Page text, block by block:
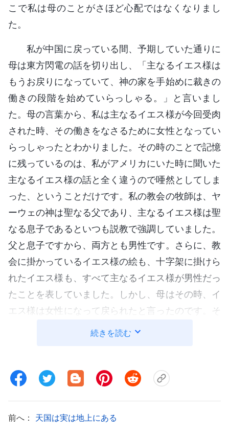
こで私は母のことがさほど心配ではなくなりまし
た。
私が中国に戻っている間、予期していた通りに
母は東方閃電の話を切り出し、「主なるイエス様は
もうお戻りになっていて、神の家を手始めに裁きの
働きの段階を始めていらっしゃる。」と言いまし
た。母の言葉から、私は主なるイエス様が今回受肉
された時、その働きをなさるために女性となってい
らっしゃったとわかりました。その時のことで記憶
に残っているのは、私がアメリカにいた時に聞いた
主なるイエス様の話と全く違うので唖然としてしま
った、ということだけです。私の教会の牧師は、ヤ
ーウェの神は聖なる父であり、主なるイエス様は聖
なる息子であるといつも説教で強調していました。
父と息子ですから、両方とも男性です。さらに、教
会に掛かっているイエス様の絵も、十字架に掛けら
れたイエス様も、すべて主なるイエス様が男性だっ
たことを表していました。しかし、母はその時、イ
エス様は女性になって戻られたと言ったのです。そ
れは主なるイエス様に関する私の知識を完全に超越
時、女性の姿になるなんて不可能だ。」と言いまし
れたので、別の性を選んだだけです…。」と答えま
続きを読む
前へ： 天国は実は地上にある